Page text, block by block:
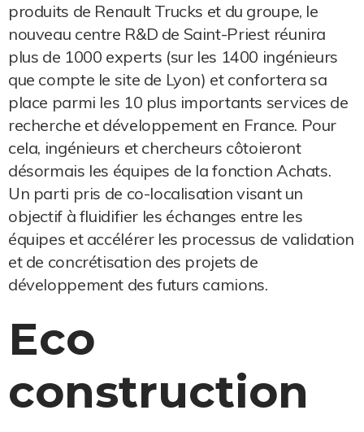
produits de Renault Trucks et du groupe, le
nouveau centre R&D de Saint-Priest réunira
plus de 1000 experts (sur les 1400 ingénieurs
que compte le site de Lyon) et confortera sa
place parmi les 10 plus importants services de
recherche et développement en France. Pour
cela, ingénieurs et chercheurs côtoieront
désormais les équipes de la fonction Achats.
Un parti pris de co-localisation visant un
objectif à fluidifier les échanges entre les
équipes et accélérer les processus de validation
et de concrétisation des projets de
développement des futurs camions.
Eco
construction